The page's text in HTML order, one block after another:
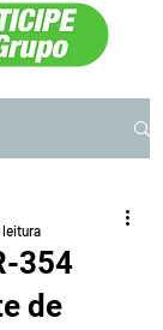
354
de
leitura